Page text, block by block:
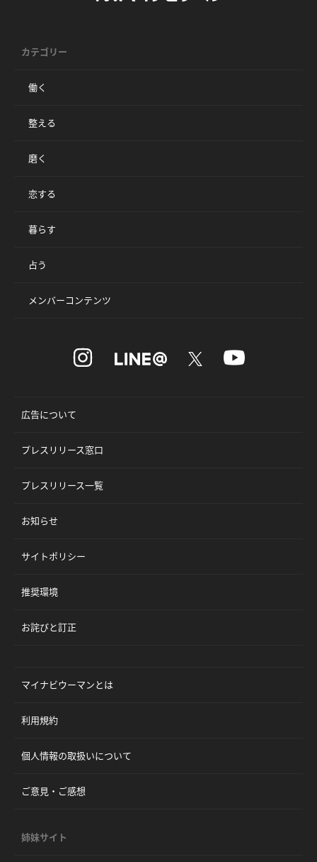
カテゴリー
働く
整える
磨く
恋する
暮らす
占う
メンバーコンテンツ
広告について
プレスリリース窓口
プレスリリース一覧
お知らせ
サイトポリシー
推奨環境
お詫びと訂正
マイナビウーマンとは
利用規約
個人情報の取扱いについて
ご意見・ご感想
姉妹サイト